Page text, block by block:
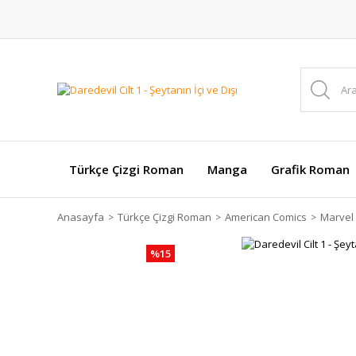
Türkçe Çizgi Roman Manga Grafik Roman
Anasayfa Türkçe Çizgi Roman American Comics Marvel
%15